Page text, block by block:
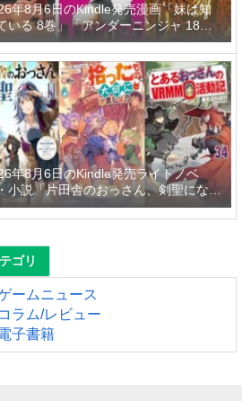
年8月6日のKindle発売漫画「妹は知
いる 8巻」「アンダーニンジャ 18
「平成敗残兵すみれちゃん 11巻」な
年8月6日のKindle発売ライトノベ
小説「片田舎のおっさん、剣聖になる
ただの田舎の剣術師範だったのに、
した弟子たちが俺を放ってくれない件
に気に入られた男の転移物語～ 6巻」
あるおっさんのVRMMO活動記 34
など
ゴリ
ームニュース
コラム/レビュー
子書籍